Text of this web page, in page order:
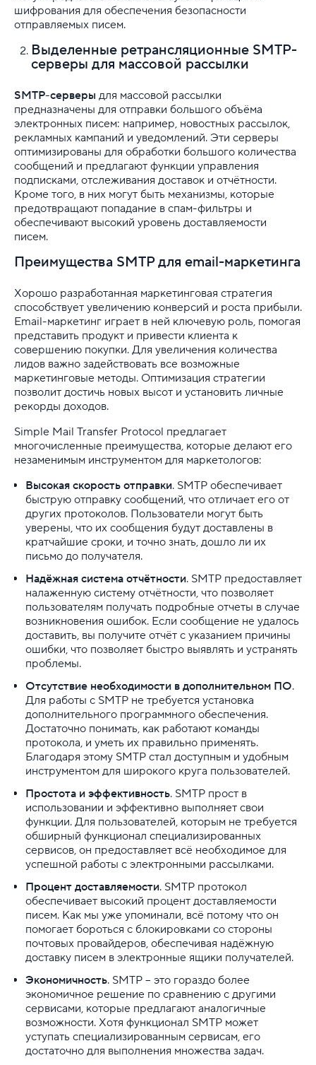
шифрования для обеспечения безопасности
отправляемых писем.
Выделенные ретрансляционные SMTP-
серверы для массовой рассылки
SMTP-серверы для массовой рассылки
предназначены для отправки большого объёма
электронных писем: например, новостных рассылок,
рекламных кампаний и уведомлений. Эти серверы
оптимизированы для обработки большого количества
сообщений и предлагают функции управления
подписками, отслеживания доставок и отчётности.
Кроме того, в них могут быть механизмы, которые
предотвращают попадание в спам-фильтры и
обеспечивают высокий уровень доставляемости
писем.
Преимущества SMTP для email-маркетинга
Хорошо разработанная маркетинговая стратегия
способствует увеличению конверсий и роста прибыли.
Email-маркетинг играет в ней ключевую роль, помогая
представить продукт и привести клиента к
совершению покупки. Для увеличения количества
лидов важно задействовать все возможные
маркетинговые методы. Оптимизация стратегии
позволит достичь новых высот и установить личные
рекорды доходов.
Simple Mail Transfer Protocol предлагает
многочисленные преимущества, которые делают его
незаменимым инструментом для маркетологов:
Высокая скорость отправки. SMTP обеспечивает
быструю отправку сообщений, что отличает его от
других протоколов. Пользователи могут быть
уверены, что их сообщения будут доставлены в
кратчайшие сроки, и точно знать, дошло ли их
письмо до получателя.
Надёжная система отчётности. SMTP предоставляет
налаженную систему отчётности, что позволяет
пользователям получать подробные отчеты в случае
возникновения ошибок. Если сообщение не удалось
доставить, вы получите отчёт с указанием причины
ошибки, что позволяет быстро выявлять и устранять
проблемы.
Отсутствие необходимости в дополнительном ПО.
Для работы с SMTP не требуется установка
дополнительного программного обеспечения.
Достаточно понимать, как работают команды
протокола, и уметь их правильно применять.
Благодаря этому SMTP стал доступным и удобным
инструментом для широкого круга пользователей.
Простота и эффективность. SMTP прост в
использовании и эффективно выполняет свои
функции. Для пользователей, которым не требуется
обширный функционал специализированных
сервисов, он предоставляет всё необходимое для
успешной работы с электронными рассылками.
Процент доставляемости. SMTP протокол
обеспечивает высокий процент доставляемости
писем. Как мы уже упоминали, всё потому что он
помогает бороться с блокировками со стороны
почтовых провайдеров, обеспечивая надёжную
доставку писем в электронные ящики получателей.
Экономичность. SMTP – это гораздо более
экономичное решение по сравнению с другими
сервисами, которые предлагают аналогичные
возможности. Хотя функционал SMTP может
уступать специализированным сервисам, его
достаточно для выполнения множества задач.